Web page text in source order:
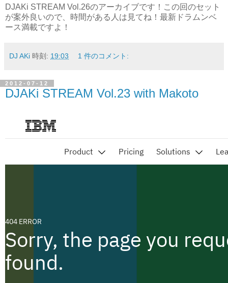
DJAKi STREAM Vol.26のアーカイブです！この回のセット
が案外良いので、時間がある人は見てね！最新ドラムンベ
ース満載ですよ！
DJ AKi 時刻: 19:03 1 件のコメント:
2012-07-12
DJAKi STREAM Vol.23 with Makoto